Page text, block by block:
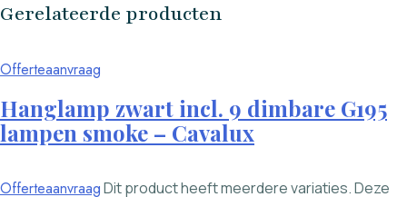
Gerelateerde producten
Offerteaanvraag
Hanglamp zwart incl. 9 dimbare G195
lampen smoke – Cavalux
OfferteaanvraagDit product heeft meerdere variaties. Deze